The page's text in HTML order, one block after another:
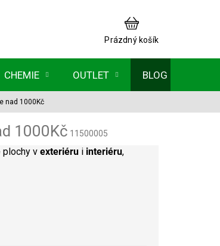
NÁKUPNÍ
KOŠÍK
Prázdný košík
CHEMIE OUTLET BLOG
nad 1000Kč
1000Kč 11500005
plochy v exteriéruiinteriéru,